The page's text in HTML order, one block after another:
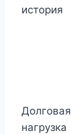
история
Долговая
нагрузка